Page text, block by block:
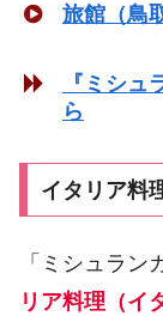
旅館（鳥
『ミシ
ら
イタリア料
「ミシュラ
リア料理（イ